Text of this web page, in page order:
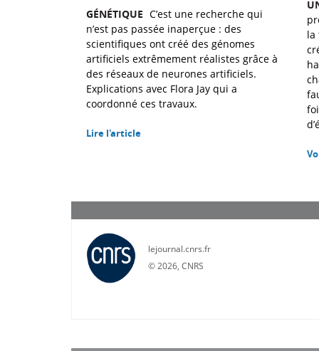
GÉNÉTIQUE C’est une recherche qui
n’est pas passée inaperçue : des
scientifiques ont créé des génomes
artificiels extrêmement réalistes grâce à
des réseaux de neurones artificiels.
Explications avec Flora Jay qui a
coordonné ces travaux.
Lire l'article
la
lejournal.cnrs.fr
©2026, CNRS